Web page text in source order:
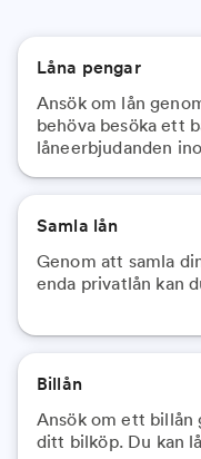
Låna pengar
Ansök om lån
behöva besöka ett
låneerbjudanden
Samla lån
Genom att samla
enda privatlån kan
Billån
Ansök om ett billån
ditt bilköp. Du kan